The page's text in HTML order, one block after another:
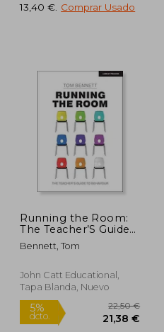
dcto. 20,90
Rápido
13,40 € Comprar Usado
Running the Room:
The Teacher’S Guide
to Behaviour (en
Inglés)
Bennett, Tom
John Catt Educational,
Tapa Blanda, Nuevo